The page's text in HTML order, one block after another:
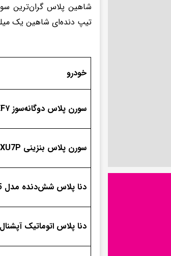
تیپ دنده‌ای شاهین یک میلیارد و 950 میلیون
خودرو
سورن پلاس دوگانه‌سوز EF۷ مدل 1405
سورن پلاس بنزینی XU7P مدل 1405
دنا پلاس شش‌دنده‌‌ مدل 1405
دنا پلاس اتوماتیک آپشنال